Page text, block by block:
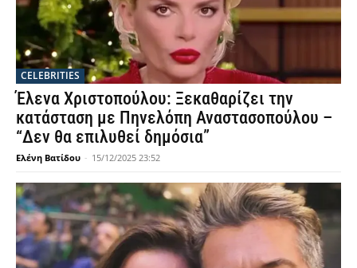
CELEBRITIES
Έλενα Χριστοπούλου: Ξεκαθαρίζει την
κατάσταση με Πηνελόπη Αναστασοπούλου –
“Δεν θα επιλυθεί δημόσια”
Ελένη Βατίδου - 15/12/2025 23:52